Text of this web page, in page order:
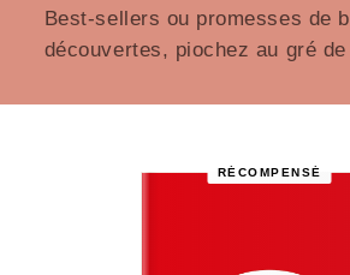
Best-sellers ou promesses de
découvertes, piochez au gré
RÉCOMPENSÉ